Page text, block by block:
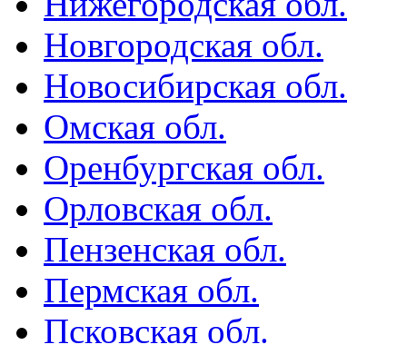
Новгородская обл.
Новосибирская обл.
Омская обл.
Оренбургская обл.
Орловская обл.
Пензенская обл.
Пермская обл.
Псковская обл.